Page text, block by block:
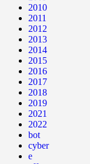
2010
2011
2012
2013
2014
2015
2016
2017
2018
2019
2021
2022
bot
cyber
e